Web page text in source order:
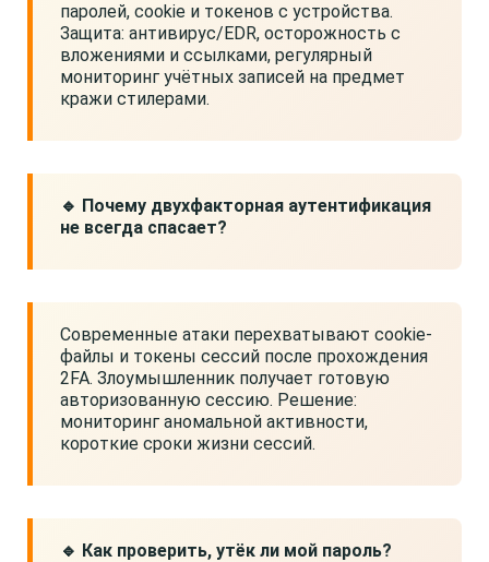
паролей, cookie и токенов с устройства.
Защита: антивирус/EDR, осторожность с
вложениями и ссылками, регулярный
мониторинг учётных записей на предмет
кражи стилерами.
🔹 Почему двухфакторная аутентификация
не всегда спасает?
Современные атаки перехватывают cookie-
файлы и токены сессий после прохождения
2FA. Злоумышленник получает готовую
авторизованную сессию. Решение:
мониторинг аномальной активности,
короткие сроки жизни сессий.
🔹 Как проверить, утёк ли мой пароль?